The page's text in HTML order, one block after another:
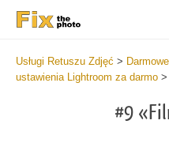
Usługi Retuszu Zdjęć >
ustawienia Lightroom za darmo >
#9